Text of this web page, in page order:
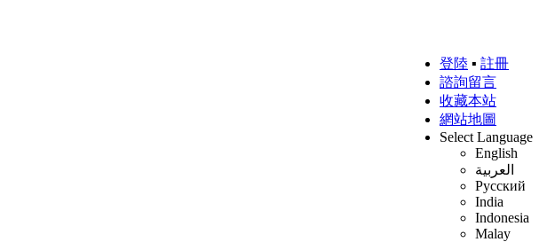
登陸 ▪ 註冊
諮詢留言
收藏本站
網站地圖
Select Language
English
العربية
Русский
India
Indonesia
Malay